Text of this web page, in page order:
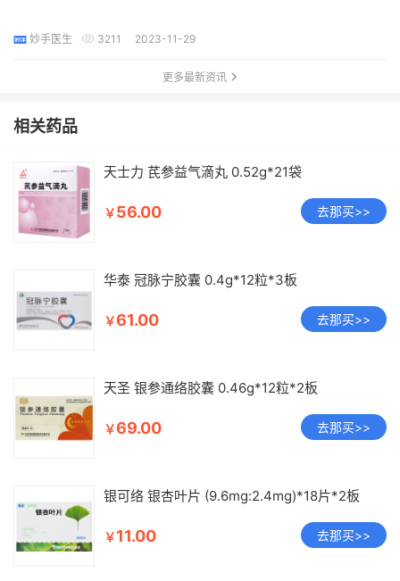
妙手医生 3211 2023-11-29
更多最新资讯
相关药品
天士力 芪参益气滴丸 0.52g*21袋
￥56.00 去那买>>
华泰 冠脉宁胶囊 0.4g*12粒*3板
￥61.00 去那买>>
天圣 银参通络胶囊 0.46g*12粒*2板
￥69.00 去那买>>
银可络 银杏叶片 (9.6mg:2.4mg)*18片*2板
￥11.00 去那买>>